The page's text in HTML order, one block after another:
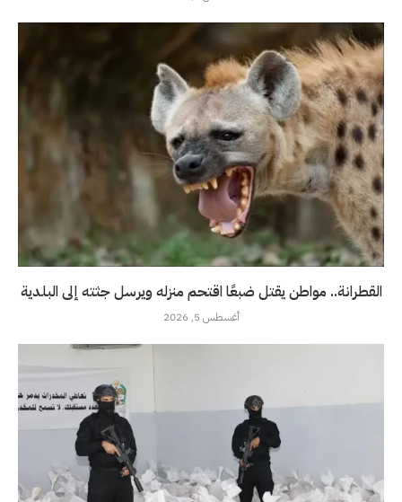
القطرانة.. مواطن يقتل ضبعًا اقتحم منزله ويرسل جثته إلى البلدية
أغسطس 5, 2026